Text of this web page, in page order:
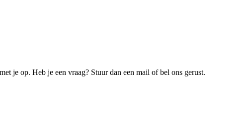
je op. Heb je een vraag? Stuur dan een mail of bel ons gerust.